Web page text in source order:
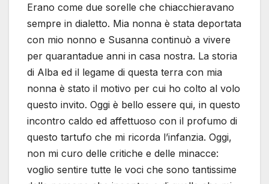
Erano come due sorelle che chiacchieravano
sempre in dialetto. Mia nonna è stata deportata
con mio nonno e Susanna continuò a vivere
per quarantadue anni in casa nostra. La storia
di Alba ed il legame di questa terra con mia
nonna è stato il motivo per cui ho colto al volo
questo invito. Oggi è bello essere qui, in questo
incontro caldo ed affettuoso con il profumo di
questo tartufo che mi ricorda l’infanzia. Oggi,
non mi curo delle critiche e delle minacce:
voglio sentire tutte le voci che sono tantissime